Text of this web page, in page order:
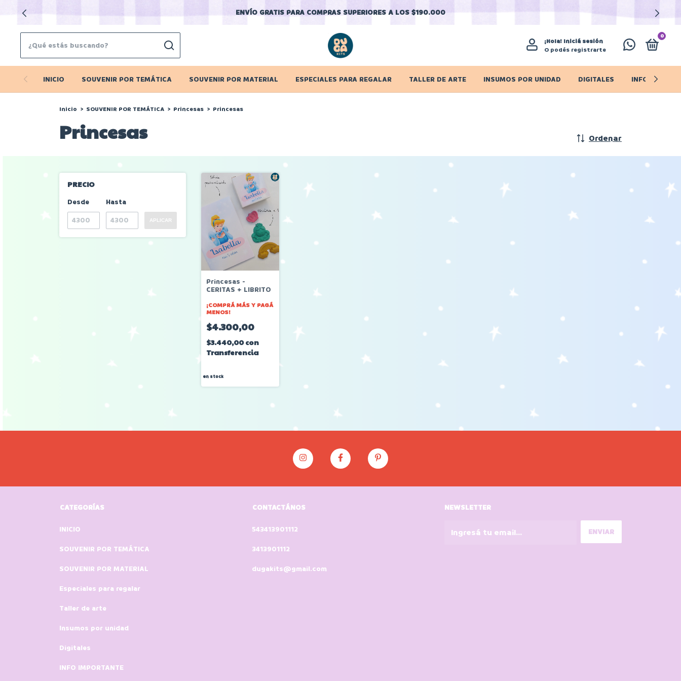
ENVÍO GRATIS PARA COMPRAS SUPERIORES A LOS $190.000
¡Hola! Iniciá sesión
O podés registrarte
0
INICIO SOUVENIR POR TEMÁTICA SOUVENIR POR MATERIAL ESPECIALES PARA REGALAR TALLER DE ARTE INSUMOS POR UNIDAD DIGITALES INFO
Inicio > SOUVENIR POR TEMÁTICA > Princesas > Princesas
Princesas Ordenar
PRECIO
Desde Hasta
APLICAR
Princesas -
CERITAS + LIBRITO
¡COMPRÁ MÁS Y PAGÁ
MENOS!
$4.300,00
$3.440,00con
Transferencia
en stock
CATEGORÍAS
INICIO
SOUVENIR POR TEMÁTICA
SOUVENIR POR MATERIAL
Especiales para regalar
Taller de arte
Insumos por unidad
Digitales
INFO IMPORTANTE
CONTACTÁNOS
543413901112
3413901112
dugakits@gmail.com
NEWSLETTER